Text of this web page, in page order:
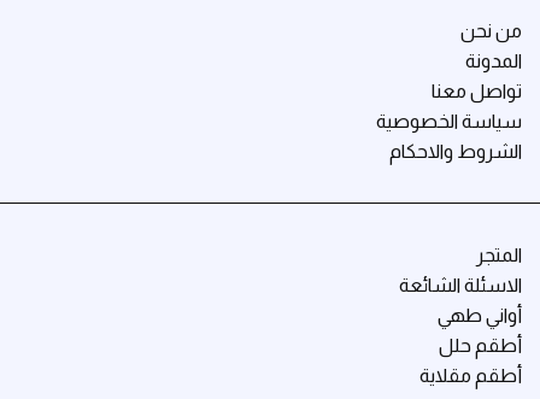
من نحن
المدونة
تواصل معنا
سياسة الخصوصية
الشروط والاحكام
المتجر
الاسئلة الشائعة
أواني طهي
أطقم حلل
أطقم مقلاية